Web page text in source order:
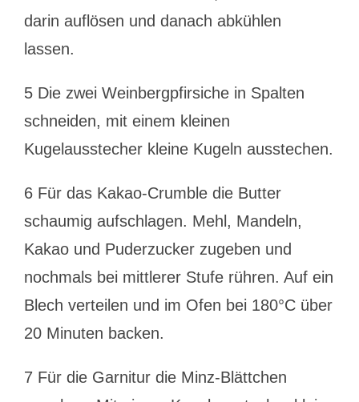
darin auflösen und danach abkühlen
lassen.
5 Die zwei Weinbergpfirsiche in Spalten
schneiden, mit einem kleinen
Kugelausstecher kleine Kugeln ausstechen.
6 Für das Kakao-Crumble die Butter
schaumig aufschlagen. Mehl, Mandeln,
Kakao und Puderzucker zugeben und
nochmals bei mittlerer Stufe rühren. Auf ein
Blech verteilen und im Ofen bei 180°C über
20 Minuten backen.
7 Für die Garnitur die Minz-Blättchen